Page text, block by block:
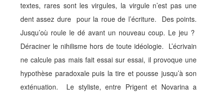
textes, rares sont les virgules, la virgule n’est pas une
dent assez dure pour la roue de l’écriture. Des points.
Jusqu’où roule le dé avant un nouveau coup. Le jeu ?
Déraciner le nihilisme hors de toute idéologie. L’écrivain
ne calcule pas mais fait essai sur essai, il provoque une
hypothèse paradoxale puis la tire et pousse jusqu’à son
exténuation. Le styliste, entre Prigent et Novarina a